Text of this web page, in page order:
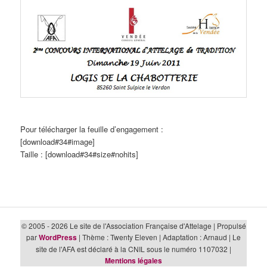
Pour télécharger la feuille d’engagement :
[download#34#image]
Taille : [download#34#size#nohits]
© 2005 - 2026 Le site de l'Association Française d'Attelage | Propulsé
parWordPress | Thème : Twenty Eleven | Adaptation : Arnaud | Le
site de l'AFA est déclaré à la CNIL sous le numéro 1107032 |
Mentions légales